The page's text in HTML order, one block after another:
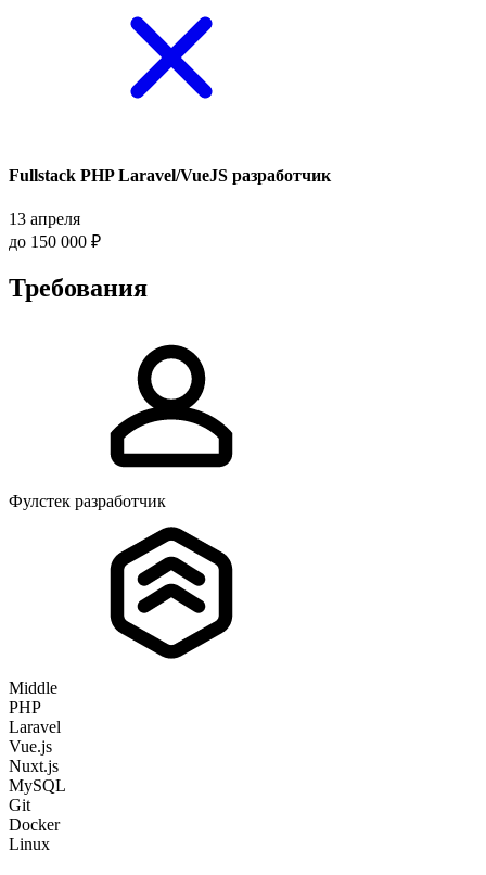
Fullstack PHP Laravel/VueJS разработчик
13 апреля
до 150 000 ₽
Требования
Фулстек разработчик
Middle
PHP
Laravel
Vue.js
Nuxt.js
MySQL
Git
Docker
Linux